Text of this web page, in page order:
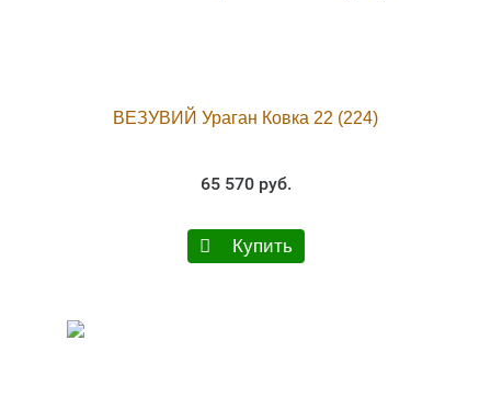
ВЕЗУВИЙ Ураган Ковка 22 (224)
65 570 руб.
Купить